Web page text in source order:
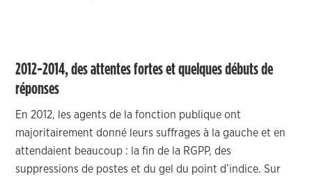
2012-2014, des attentes fortes et quelques débuts de
réponses
En 2012, les agents de la fonction publique ont
majoritairement donné leurs suffrages à la gauche et en
attendaient beaucoup : la fin de la RGPP, des
suppressions de postes et du gel du point d’indice. Sur